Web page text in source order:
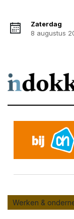
Zaterdag
8 augustus
Werken &